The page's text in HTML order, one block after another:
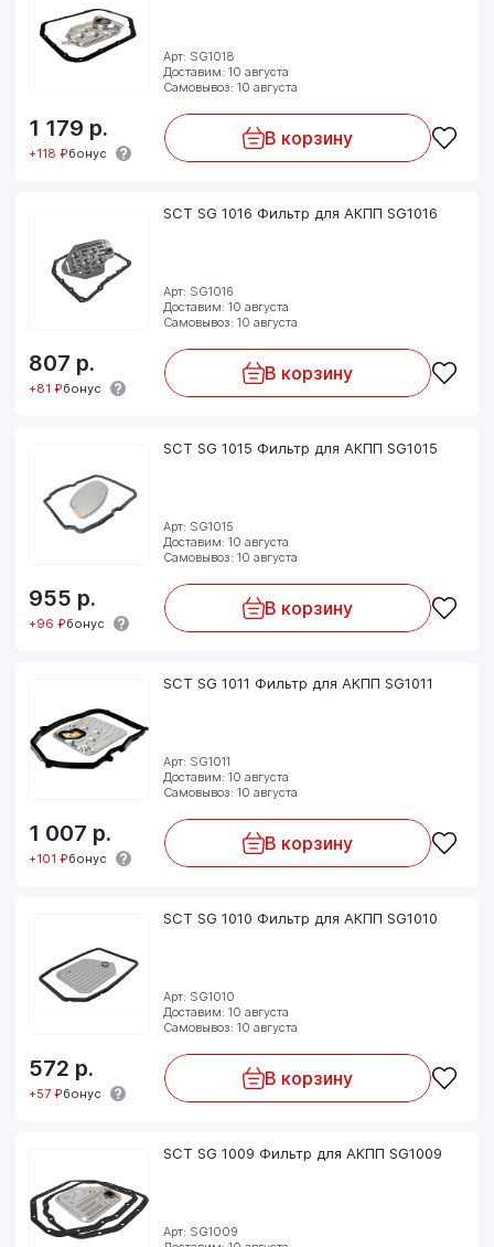
Арт: SG1018
Доставим: 10 августа
Самовывоз: 10 августа
1 179 р.
+118 ₽бонус
В корзину
SCT SG 1016 Фильтр для АКПП SG1016
Арт: SG1016
Доставим: 10 августа
Самовывоз: 10 августа
807 р.
+81 ₽бонус
В корзину
SCT SG 1015 Фильтр для АКПП SG1015
Арт: SG1015
Доставим: 10 августа
Самовывоз: 10 августа
955 р.
+96 ₽бонус
В корзину
SCT SG 1011 Фильтр для АКПП SG1011
Арт: SG1011
Доставим: 10 августа
Самовывоз: 10 августа
1 007 р.
+101 ₽бонус
В корзину
SCT SG 1010 Фильтр для АКПП SG1010
Арт: SG1010
Доставим: 10 августа
Самовывоз: 10 августа
572 р.
+57 ₽бонус
В корзину
SCT SG 1009 Фильтр для АКПП SG1009
Арт: SG1009